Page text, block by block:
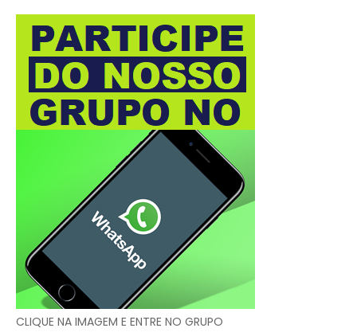
CLIQUE NA IMAGEM E ENTRE NO GRUPO